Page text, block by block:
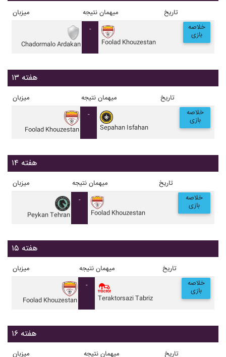
میزبان نتیجه میهمان تاریخ
Chadormalo Ardakan
-
Foolad Khouzestan
خلاصه
بازی
هفته ۱۳
میزبان نتیجه میهمان تاریخ
Foolad Khouzestan
-
Sepahan Isfahan
خلاصه
بازی
هفته ۱۴
میزبان نتیجه میهمان تاریخ
Peykan Tehran
-
Foolad Khouzestan
خلاصه
بازی
هفته ۱۵
میزبان نتیجه میهمان تاریخ
Foolad Khouzestan
-
Teraktorsazi Tabriz
خلاصه
بازی
هفته ۱۶
میزبان نتیجه میهمان تاریخ